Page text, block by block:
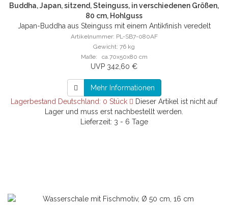
Buddha, Japan, sitzend, Steinguss, in verschiedenen Größen,
80 cm, Hohlguss
Japan-Buddha aus Steinguss mit einem Antikfinish veredelt
Artikelnummer: PL-SB7-080AF
Gewicht: 76 kg
Maße: ca.70x50x80 cm
UVP 342,60 €
Mehr Informationen
Lagerbestand Deutschland: 0 Stück
Dieser Artikel ist nicht auf
Lager und muss erst nachbestellt werden.
Lieferzeit: 3 - 6 Tage